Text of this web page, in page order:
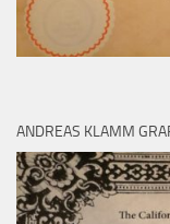
ANDREAS KLAMM